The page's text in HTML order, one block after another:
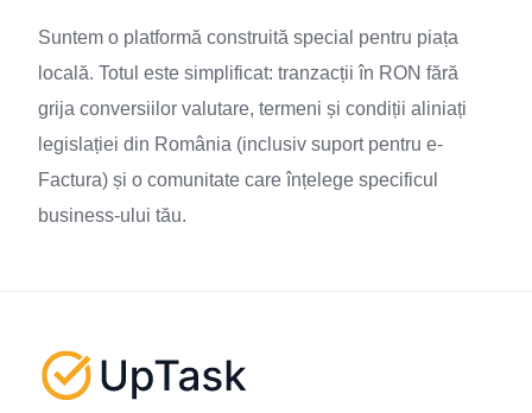
Suntem o platformă construită special pentru piața
locală. Totul este simplificat: tranzacții în RON fără
grija conversiilor valutare, termeni și condiții aliniați
legislației din România (inclusiv suport pentru e-
Factura) și o comunitate care înțelege specificul
business-ului tău.